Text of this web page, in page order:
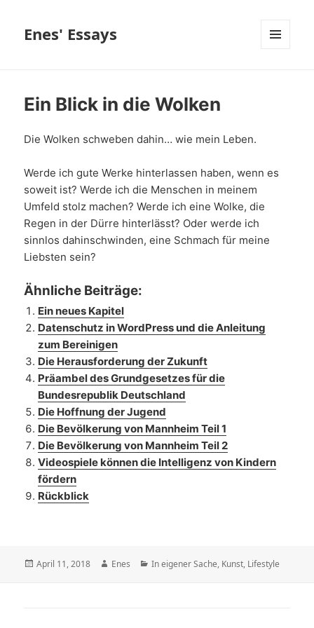
Enes' Essays
Ein Blick in die Wolken
Die Wolken schweben dahin… wie mein Leben.
Werde ich gute Werke hinterlassen haben, wenn es
soweit ist? Werde ich die Menschen in meinem
Umfeld stolz machen? Werde ich eine Wolke, die
Regen in der Dürre hinterlässt? Oder werde ich
sinnlos dahinschwinden, eine Schmach für meine
Liebsten sein?
Ähnliche Beiträge:
Ein neues Kapitel
Datenschutz in WordPress und die Anleitung
zum Bereinigen
Die Herausforderung der Zukunft
Präambel des Grundgesetzes für die
Bundesrepublik Deutschland
Die Hoffnung der Jugend
Die Bevölkerung von Mannheim Teil 1
Die Bevölkerung von Mannheim Teil 2
Videospiele können die Intelligenz von Kindern
fördern
Rückblick
Veröffentlicht
April 11, 2018 Autor
Enes Kategorien
In eigener Sache, Kunst, Lifestyle